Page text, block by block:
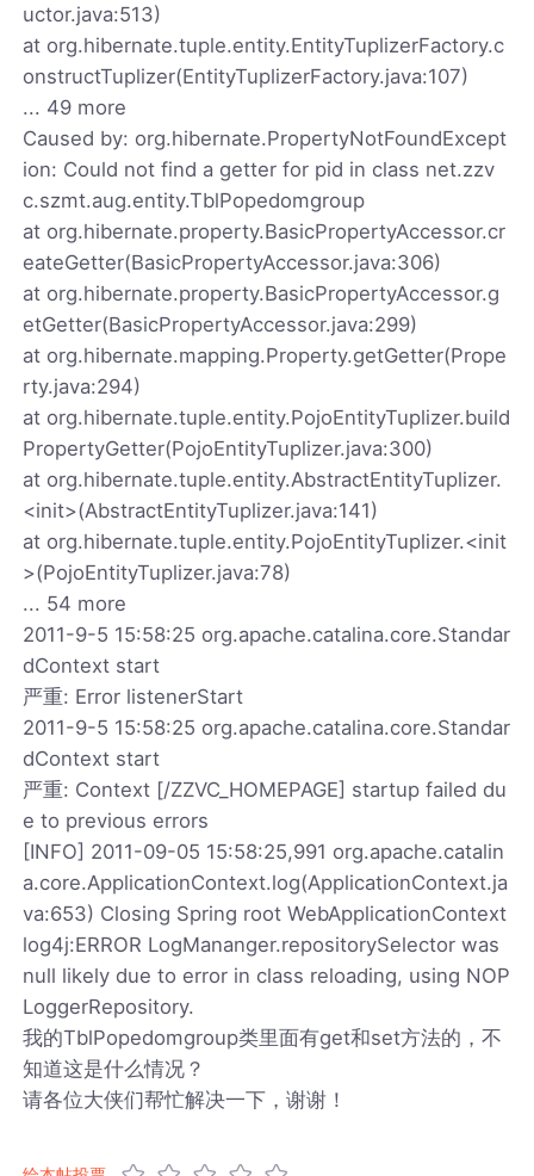
uctor.java:513)
at org.hibernate.tuple.entity.EntityTuplizerFactory.c
onstructTuplizer(EntityTuplizerFactory.java:107)
... 49 more
Caused by: org.hibernate.PropertyNotFoundExcept
ion: Could not find a getter for pid in class net.zzv
c.szmt.aug.entity.TblPopedomgroup
at org.hibernate.property.BasicPropertyAccessor.cr
eateGetter(BasicPropertyAccessor.java:306)
at org.hibernate.property.BasicPropertyAccessor.g
etGetter(BasicPropertyAccessor.java:299)
at org.hibernate.mapping.Property.getGetter(Prope
rty.java:294)
at org.hibernate.tuple.entity.PojoEntityTuplizer.build
PropertyGetter(PojoEntityTuplizer.java:300)
at org.hibernate.tuple.entity.AbstractEntityTuplizer.
<init>(AbstractEntityTuplizer.java:141)
at org.hibernate.tuple.entity.PojoEntityTuplizer.<init
>(PojoEntityTuplizer.java:78)
... 54 more
2011-9-5 15:58:25 org.apache.catalina.core.Standar
dContext start
严重: Error listenerStart
2011-9-5 15:58:25 org.apache.catalina.core.Standar
dContext start
严重: Context [/ZZVC_HOMEPAGE] startup failed du
e to previous errors
[INFO] 2011-09-05 15:58:25,991 org.apache.catalin
a.core.ApplicationContext.log(ApplicationContext.ja
va:653) Closing Spring root WebApplicationContext
log4j:ERROR LogMananger.repositorySelector was
null likely due to error in class reloading, using NOP
LoggerRepository.
我的TblPopedomgroup类里面有get和set方法的，不
知道这是什么情况？
请各位大侠们帮忙解决一下，谢谢！